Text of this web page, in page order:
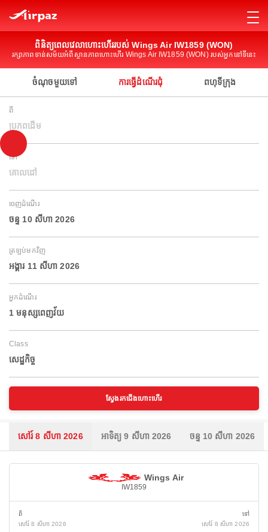
ពិនិត្យពេលវេលាហោះហើររបស់ Wings Air IW1859 (WON)
រក្សាភាពទាន់សម័យអំពីស្ថានភាពហោះហើរ Wings Air IW1859 (WON) របស់អ្នកនៅទីនេះ
ចំណុចមួយទៅ ការធ្វើដំណើរជុំ ពហុទីក្រុង
ពី
ប្រភពដើម
ទៅ
គោលដៅ
ចេញដំណើរ
ចន្ទ 10 សីហា 2026
ត្រឡប់មកវិញ
អង្គារ 11 សីហា 2026
អ្នកដំណើរ
1 មនុស្សពេញវ័យ
Class
សេដ្ឋកិច្ច
ស្វែងរកជើងហោះហើរ
សៅរ៍ 8 សីហា 2026 អាទិត្យ 9 សីហា 2026 ចន្ទ 10 សីហា 2026
Wings Air
IW1859
ពី
សៅរ៍ 8 សីហា 2026
ទៅ
សៅរ៍ 8 សីហា 2026